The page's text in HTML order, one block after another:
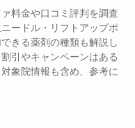
料金や口コミ評判を調査
ードル・リフトアップポ
きる薬剤の種類も解説し
引やキャンペーンはある
象院情報も含め、参考に